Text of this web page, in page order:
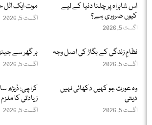
اس شاہراہ پر چلنا دنیا کے لیے
کیوں ضروری ہے؟
اگست 5, 2026
موت ایک
اگست 5, 2026
نظامِ زندگی کے بگاڑ کی اصل وجہ
اگست 5, 2026
ہر گھر سے
اگست 5, 2026
وہ عورت جو کہیں دکھائی نہیں
دیتی
اگست 5, 2026
کراچی: ڈیڑھ
زیادتی کا ملزم
اگست 5, 2026